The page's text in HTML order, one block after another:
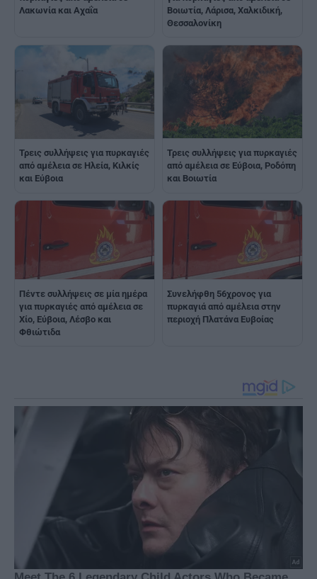
Λακωνία και Αχαΐα
Βοιωτία, Λάρισα, Χαλκιδική,
Θεσσαλονίκη
Τρεις συλλήψεις για πυρκαγιές
από αμέλεια σε Ηλεία, Κιλκίς
και Εύβοια
Τρεις συλλήψεις για πυρκαγιές
από αμέλεια σε Εύβοια, Ροδόπη
και Βοιωτία
Πέντε συλλήψεις σε μία ημέρα
για πυρκαγιές από αμέλεια σε
Χίο, Εύβοια, Λέσβο και
Φθιώτιδα
Συνελήφθη 56χρονος για
πυρκαγιά από αμέλεια στην
περιοχή Πλατάνα Ευβοίας